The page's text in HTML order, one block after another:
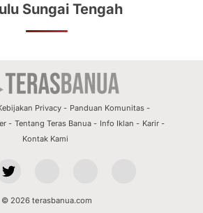
Sungai Tengah
Privacy
Panduan Komunitas
Tentang Teras Banua Info Iklan
Karir
Kontak Kami
© 2026 terasbanua.com